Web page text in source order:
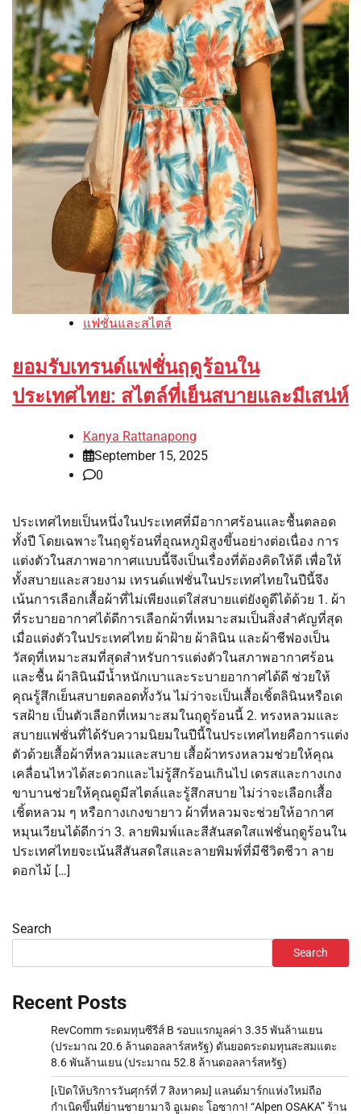
แฟชั่นและสไตล์
ยอมรับเทรนด์แฟชั่นฤดูร้อนใน
ประเทศไทย: สไตล์ที่เย็นสบายและมีเสน่ห์
Kanya Rattanapong
September 15, 2025
0
ประเทศไทยเป็นหนึ่งในประเทศที่มีอากาศร้อนและชื้นตลอด
ทั้งปี โดยเฉพาะในฤดูร้อนที่อุณหภูมิสูงขึ้นอย่างต่อเนื่อง การ
แต่งตัวในสภาพอากาศแบบนี้จึงเป็นเรื่องที่ต้องคิดให้ดี เพื่อให้
ทั้งสบายและสวยงาม เทรนด์แฟชั่นในประเทศไทยในปีนี้จึง
เน้นการเลือกเสื้อผ้าที่ไม่เพียงแต่ใส่สบายแต่ยังดูดีได้ด้วย 1. ผ้า
ที่ระบายอากาศได้ดีการเลือกผ้าที่เหมาะสมเป็นสิ่งสำคัญที่สุด
เมื่อแต่งตัวในประเทศไทย ผ้าฝ้าย ผ้าลินิน และผ้าชีฟองเป็น
วัสดุที่เหมาะสมที่สุดสำหรับการแต่งตัวในสภาพอากาศร้อน
และชื้น ผ้าลินินมีน้ำหนักเบาและระบายอากาศได้ดี ช่วยให้
คุณรู้สึกเย็นสบายตลอดทั้งวัน ไม่ว่าจะเป็นเสื้อเชิ้ตลินินหรือเด
รสฝ้าย เป็นตัวเลือกที่เหมาะสมในฤดูร้อนนี้ 2. ทรงหลวมและ
สบายแฟชั่นที่ได้รับความนิยมในปีนี้ในประเทศไทยคือการแต่ง
ตัวด้วยเสื้อผ้าที่หลวมและสบาย เสื้อผ้าทรงหลวมช่วยให้คุณ
เคลื่อนไหวได้สะดวกและไม่รู้สึกร้อนเกินไป เดรสและกางเกง
ขาบานช่วยให้คุณดูมีสไตล์และรู้สึกสบาย ไม่ว่าจะเลือกเสื้อ
เชิ้ตหลวม ๆ หรือกางเกงขายาว ผ้าที่หลวมจะช่วยให้อากาศ
หมุนเวียนได้ดีกว่า 3. ลายพิมพ์และสีสันสดใสแฟชั่นฤดูร้อนใน
ประเทศไทยจะเน้นสีสันสดใสและลายพิมพ์ที่มีชีวิตชีวา ลาย
ดอกไม้ […]
Search
Search
Recent Posts
RevComm ระดมทุนซีรีส์ B รอบแรกมูลค่า 3.35 พันล้านเยน
(ประมาณ 20.6 ล้านดอลลาร์สหรัฐ) ดันยอดระดมทุนสะสมแตะ
8.6 พันล้านเยน (ประมาณ 52.8 ล้านดอลลาร์สหรัฐ)
[เปิดให้บริการวันศุกร์ที่ 7 สิงหาคม] แลนด์มาร์กแห่งใหม่ถือ
กำเนิดขึ้นที่ย่านชายามาจิ อูเมดะ โอซากา! “Alpen OSAKA” ร้าน